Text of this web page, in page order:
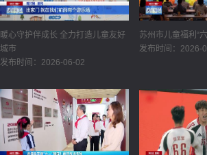
暖心守护伴成长 全力打造儿童友好
城市
发布时间：2026-06-02
苏州市儿童福利“
发布时间：2026-